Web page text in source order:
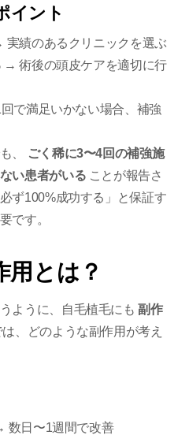
イント
績のあるクリニックを選ぶ
→ 術後の頭皮ケアを適切に行
で満足いかない場合、補強
、
ごく稀に3〜4回の補強施
い患者がいる ことが報告さ
ず100%成功する」と保証す
です。
用とは？
ように、自毛植毛にも副作
、どのような副作用が考え
日〜1週間で改善